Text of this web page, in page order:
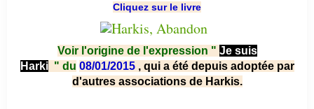
Cliquez sur le livre
Voir l'origine de l'expression " Je suis
Harki " du 08/01/2015 , qui a été depuis adoptée par
d'autres associations de Harkis.